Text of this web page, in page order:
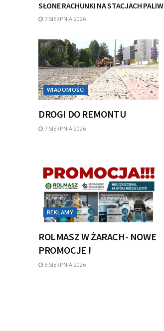
SŁONE RACHUNKI NA STACJACH PALIW
7 SIERPNIA 2026
WIADOMOŚCI
DROGI DO REMONTU
7 SIERPNIA 2026
REKLAMY
ROLMASZ W ŻARACH- NOWE
PROMOCJE !
6 SIERPNIA 2026